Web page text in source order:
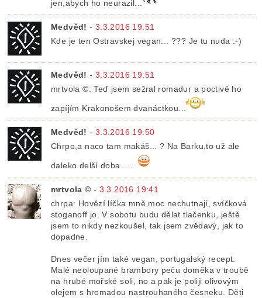
jen,abych ho neurazil...
Medvěd! - 3.3.2016 19:51
Kde je ten Ostravskej vegan... ??? Je tu nuda :-)
Medvěd! - 3.3.2016 19:51
mrtvola ©: Teď jsem sežral romadur a poctivě ho
zapíjím Krakonošem dvanáctkou...
Medvěd! - 3.3.2016 19:50
Chrpo,a naco tam makáš... ? Na Barku,to už ale
daleko delší doba ....
mrtvola © - 3.3.2016 19:41
chrpa: Hovězí líčka mně moc nechutnají, svíčková
stoganoff jo. V sobotu budu dělat tlačenku, ještě
jsem to nikdy nezkoušel, tak jsem zvědavý, jak to
dopadne.
Dnes večer jím také vegan, portugalský recept.
Malé neoloupané brambory peču doměka v troubě
na hrubé mořské soli, no a pak je poliji olivovým
olejem s hromadou nastrouhaného česneku. Děti